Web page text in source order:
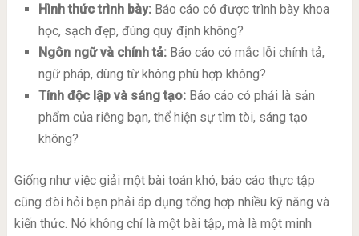
Hình thức trình bày:Báo cáo có được trình bày khoa
học, sạch đẹp, đúng quy định không?
Ngôn ngữ và chính tả:Báo cáo có mắc lỗi chính tả,
ngữ pháp, dùng từ không phù hợp không?
Tính độc lập và sáng tạo:Báo cáo có phải là sản
phẩm của riêng bạn, thể hiện sự tìm tòi, sáng tạo
không?
Giống như việc giải một bài toán khó, báo cáo thực tập
cũng đòi hỏi bạn phải áp dụng tổng hợp nhiều kỹ năng và
kiến thức. Nó không chỉ là một bài tập, mà là một minh